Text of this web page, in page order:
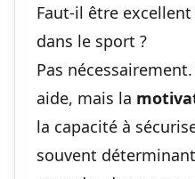
Faut-il être
dans le sport ?
Pas
aide, mais la
la capacité à
souvent